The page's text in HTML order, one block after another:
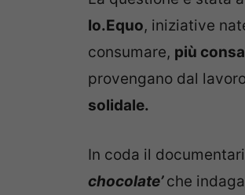
Io.Equo, iniziative
consumare, più
provengano dal
solidale.
In coda il
chocolate’ che